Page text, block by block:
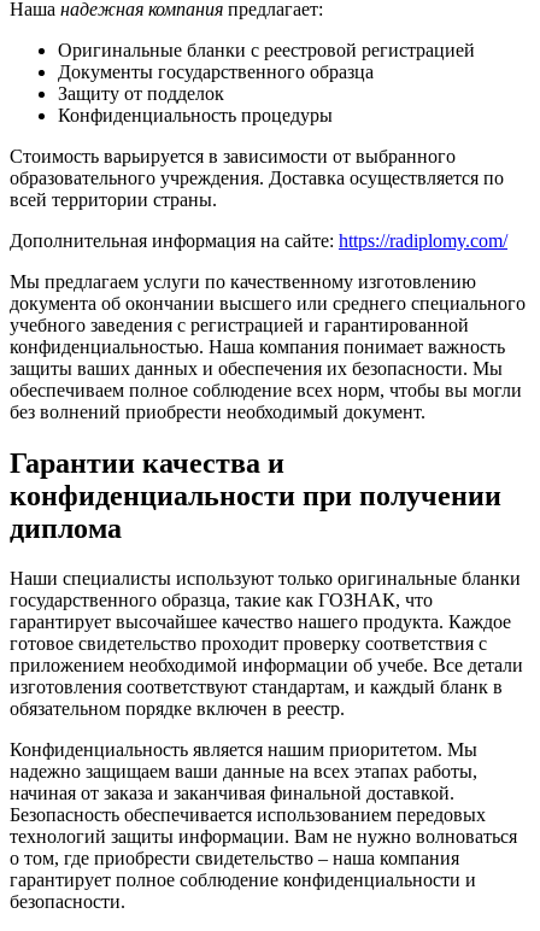
Наша надежная компания предлагает:
Оригинальные бланки с реестровой регистрацией
Документы государственного образца
Защиту от подделок
Конфиденциальность процедуры
Стоимость варьируется в зависимости от выбранного
образовательного учреждения. Доставка осуществляется по
всей территории страны.
Дополнительная информация на сайте: https://radiplomy.com/
Мы предлагаем услуги по качественному изготовлению
документа об окончании высшего или среднего специального
учебного заведения с регистрацией и гарантированной
конфиденциальностью. Наша компания понимает важность
защиты ваших данных и обеспечения их безопасности. Мы
обеспечиваем полное соблюдение всех норм, чтобы вы могли
без волнений приобрести необходимый документ.
Гарантии качества и
конфиденциальности при получении
диплома
Наши специалисты используют только оригинальные бланки
государственного образца, такие как ГОЗНАК, что
гарантирует высочайшее качество нашего продукта. Каждое
готовое свидетельство проходит проверку соответствия с
приложением необходимой информации об учебе. Все детали
изготовления соответствуют стандартам, и каждый бланк в
обязательном порядке включен в реестр.
Конфиденциальность является нашим приоритетом. Мы
надежно защищаем ваши данные на всех этапах работы,
начиная от заказа и заканчивая финальной доставкой.
Безопасность обеспечивается использованием передовых
технологий защиты информации. Вам не нужно волноваться
о том, где приобрести свидетельство – наша компания
гарантирует полное соблюдение конфиденциальности и
безопасности.